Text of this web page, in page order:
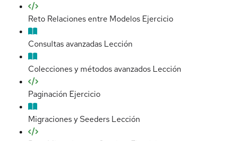
Reto Relaciones entre Modelos Ejercicio
Consultas avanzadas Lección
Colecciones y métodos avanzados Lección
Paginación Ejercicio
Migraciones y Seeders Lección